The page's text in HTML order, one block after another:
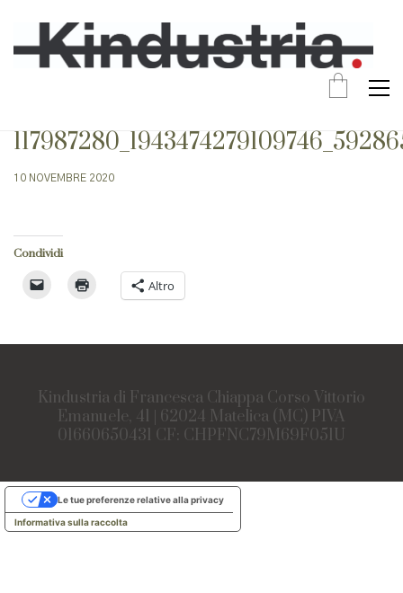
10 NOVEMBRE 2020
Condividi
Altro
Kindustria di Francesca Chiappa Corso Vittorio
Emanuele, 41 | 62024 Matelica (MC) PIVA
01660650431 CF: CHPFNC79M69F051U
Informativa sulla raccolta
Le tue preferenze relative alla privacy